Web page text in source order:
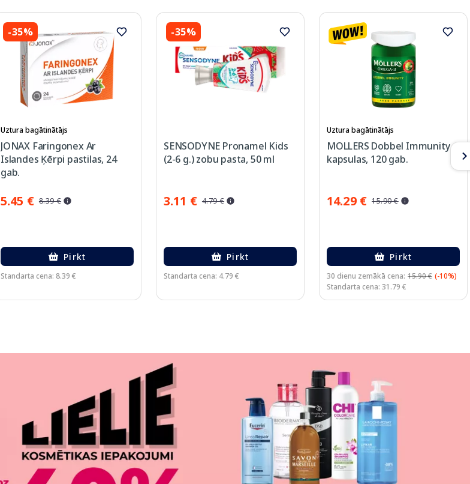
-35%
Uztura bagātinātājs
JONAX Faringonex Ar
Islandes Ķērpi pastilas, 24
gab.
5.45 € 8.39 €
Pirkt
Standarta cena: 8.39 €
-35%
SENSODYNE Pronamel Kids
(2-6 g.) zobu pasta, 50 ml
3.11 € 4.79 €
Pirkt
Standarta cena: 4.79 €
Uztura bagātinātājs
MOLLERS Dobbel Immunity
kapsulas, 120 gab.
14.29 € 15.90 €
Pirkt
30 dienu zemākā cena: 15.90 € (-10%)
Standarta cena: 31.79 €